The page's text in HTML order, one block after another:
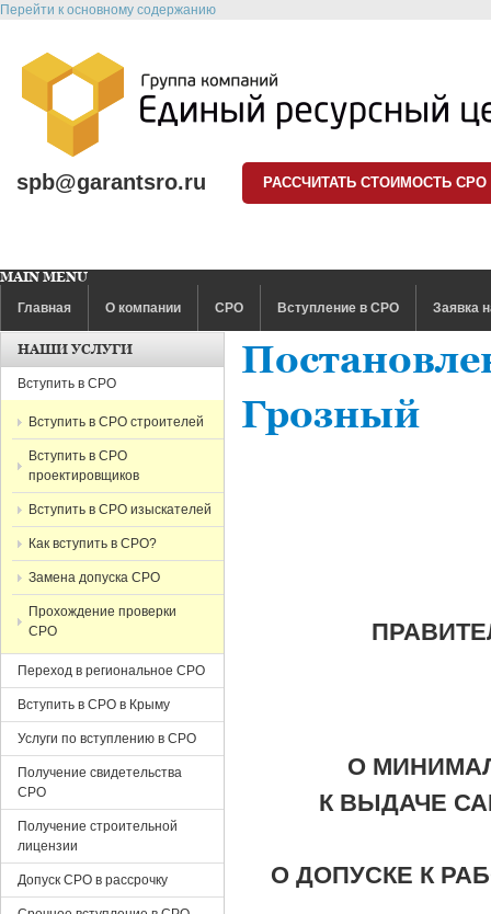
Перейти к основному содержанию
spb@garantsro.ru РАССЧИТАТЬ СТОИМОСТЬ СРО
MAIN MENU
Главная
О компании СРО Вступление в СРО Заявка
Грозный
О
К ВЫДАЧЕ
О ДОПУСКЕ К
НАШИ УСЛУГИ
Вступить в СРО
Вступить в СРО строителей
Вступить в СРО
проектировщиков
Вступить в СРО изыскателей
Как вступить в СРО?
Замена допуска СРО
Прохождение проверки
СРО
Переход в региональное СРО
Вступить в СРО в Крыму
Услуги по вступлению в СРО
Получение свидетельства
СРО
Получение строительной
лицензии
Допуск СРО в рассрочку